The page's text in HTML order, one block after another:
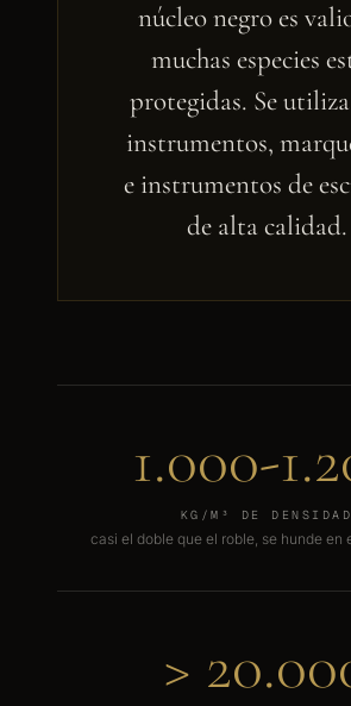
núcleo negro es
muchas especies
protegidas. Se
instrumentos,
e instrumentos de
de alta calidad.
1.000-
KG/M³ DE DENSIDAD
casi el doble que el roble, se hunde en
>